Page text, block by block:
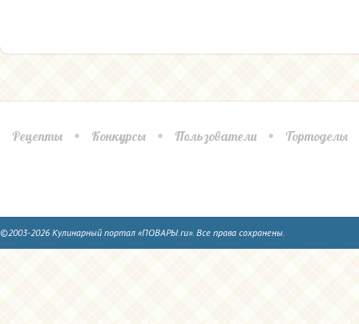
Рецепты Конкурсы Пользователи Тортоделы
©2003-2026 Кулинарный портал «ПОВАРЫ.ru». Все права сохранены.